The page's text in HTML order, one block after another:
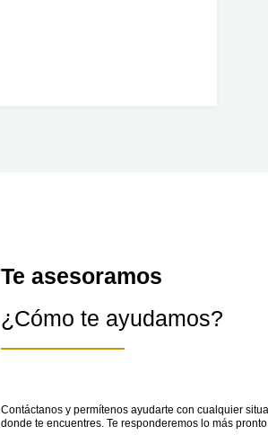
Te asesoramos
¿Cómo te ayudamos?
Contáctanos y permítenos ayudarte con cualquier
donde te encuentres. Te responderemos lo más pronto